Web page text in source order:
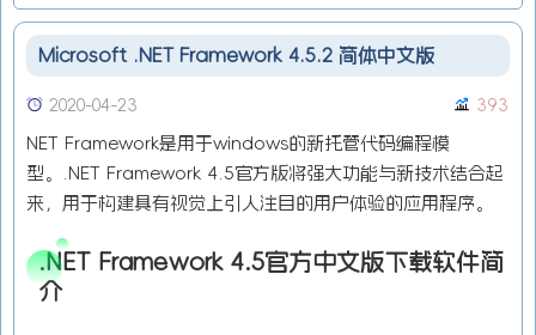
Microsoft .NET Framework 4.5.2 简体中文版
2020-04-23 393
NET Framework是用于windows的新托管代码编程模
型。.NET Framework 4.5官方版将强大功能与新技术结合起
来，用于构建具有视觉上引人注目的用户体验的应用程序。
.NET Framework 4.5官方中文版下载软件简
介